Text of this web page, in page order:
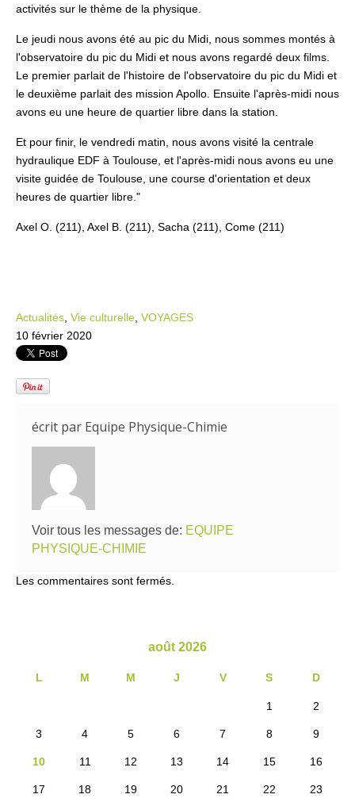
activités sur le thème de la physique.
Le jeudi nous avons été au pic du Midi, nous sommes montés à
l'observatoire du pic du Midi et nous avons regardé deux films.
Le premier parlait de l'histoire de l'observatoire du pic du Midi et
le deuxième parlait des mission Apollo. Ensuite l'après-midi nous
avons eu une heure de quartier libre dans la station.
Et pour finir, le vendredi matin, nous avons visité la centrale
hydraulique EDF à Toulouse, et l'après-midi nous avons eu une
visite guidée de Toulouse, une course d'orientation et deux
heures de quartier libre."
Axel O. (211), Axel B. (211), Sacha (211), Come (211)
Actualités Vie culturelle VOYAGES
10 février 2020
écrit par Equipe Physique-Chimie
Voir tous les messages de: EQUIPE
PHYSIQUE-CHIMIE
Les commentaires sont fermés.
août 2026
L M M J V S D
1 2
3 4 5 6 7 8 9
10 11 12 13 14 15 16
17 18 19 20 21 22 23